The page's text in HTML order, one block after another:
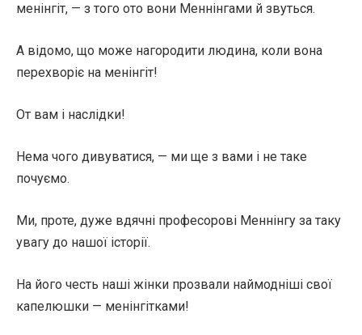
менінгіт, — з того ото вони Меннінгами й звуться.
А відомо, що може нагородити людина, коли вона
перехворіє на менінгіт!
От вам і наслідки!
Нема чого дивуватися, — ми ще з вами і не таке
почуємо.
Ми, проте, дуже вдячні професорові Меннінгу за таку
увагу до нашої історії.
На його честь наші жінки прозвали наймодніші свої
капелюшки — менінгітками!